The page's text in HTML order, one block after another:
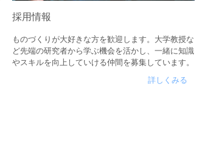
採用情報
ものづくりが大好きな方を歓迎します。大学教授な
ど先端の研究者から学ぶ機会を活かし、一緒に知識
やスキルを向上していける仲間を募集しています。
詳しくみる